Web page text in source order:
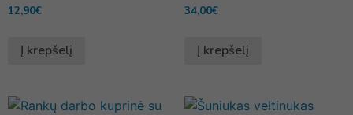
12,90€
Į krepšelį
34,00€
Į krepšelį